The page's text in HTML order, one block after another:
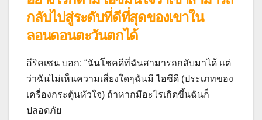
กลับไปสู่ระดับที่ดีที่สุดของเขาใน
ลอนดอนตะวันตกได้
อีริคเซน บอก: “ฉันโชคดีที่ฉันสามารถกลับมาได้ แต่
ว่าฉันไม่เห็นความเสี่ยงใดๆฉันมี ไอซีดี (ประเภทของ
เครื่องกระตุ้นหัวใจ) ถ้าหากมีอะไรเกิดขึ้นฉันก็
ปลอดภัย